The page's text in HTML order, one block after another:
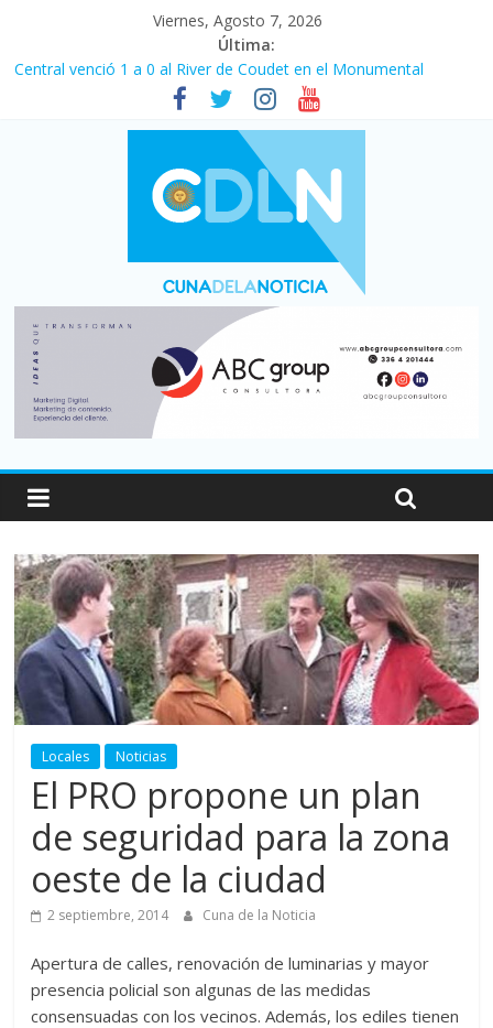
Viernes, Agosto 7, 2026
Última:
Central venció 1 a 0 al River de Coudet en el Monumental
La morosidad alcanzó su nivel más alto en dos décadas y ya
afecta a 400 mil deudores en Santa Fe
Desde que asumió Milei cerraron 41.000 kioscos: el sector
denuncia crisis como en 2001
Vacaciones de invierno con más movimiento y consumo
turístico: 4,6 millones de personas viajaron por el país, un 5,9%
Fuerte caída de la venta de autos usados en julio: bajó un 12,6%
Locales Noticias
El PRO propone un plan
de seguridad para la zona
oeste de la ciudad
2 septiembre, 2014 Cuna de la Noticia
Apertura de calles, renovación de luminarias y mayor
presencia policial son algunas de las medidas
consensuadas con los vecinos. Además, los ediles tienen